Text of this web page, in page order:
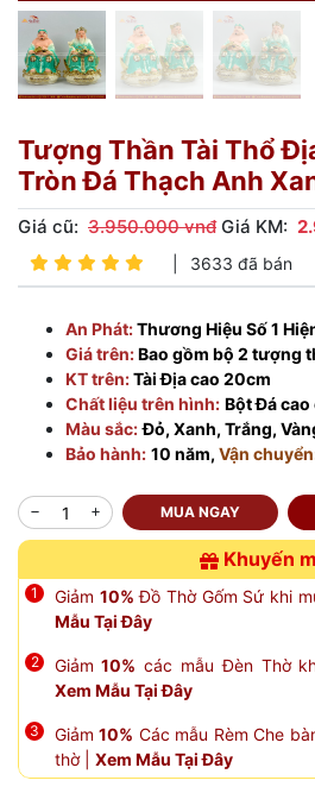
Tượng Thần Tài Thổ
Tròn Đá Thạch Anh
Giá cũ: 3.950.000 vnđ Giá KM:
3633 đã bán
An Phát:Thương Hiệu Số 1
Giá trên:Bao gồm bộ 2 tượng
KT trên:Tài Địa cao 20cm
Chất liệu trên hình: Bột Đá cao
Màu sắc: Đỏ, Xanh, Trắng,
Bảo hành: 10 năm, Vận
MUA NGAY
Khuyến
Giảm 10% Đồ Thờ Gốm Sứ khi
Mẫu Tại Đây
Giảm 10% các mẫu Đèn Thờ
Xem Mẫu Tại Đây
Giảm10% Các mẫu Rèm Che
thờ | Xem Mẫu Tại Đây